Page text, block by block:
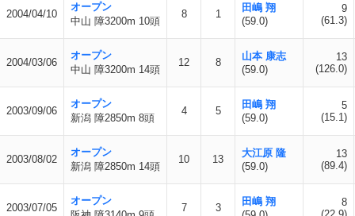
2004/04/10
オープン
中山 障3200m 10頭
8 1
田嶋 翔
(59.0)
9
(61.3)
2004/03/06
オープン
中山 障3200m 14頭
12 8
山本 康志
(59.0)
13
(126.0)
2003/09/06
オープン
新潟 障2850m 8頭
4 5
田嶋 翔
(59.0)
5
(15.1)
2003/08/02
オープン
新潟 障2850m 14頭
10 13
大江原 隆
(59.0)
13
(89.4)
2003/07/05
オープン
7 3
田嶋 翔
8